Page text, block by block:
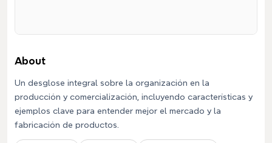
About
Un desglose integral sobre la organización en la
producción y comercialización, incluyendo características y
ejemplos clave para entender mejor el mercado y la
fabricación de productos.